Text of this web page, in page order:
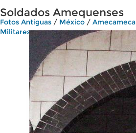
Soldados Amequenses
Fotos Antiguas / México / Amecameca
Militares